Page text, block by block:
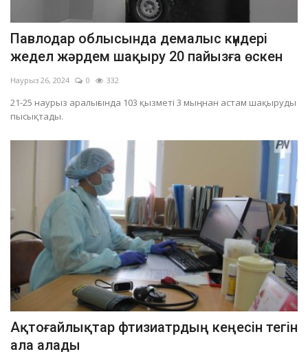
Спорт
ОЙЫН-САУЫҚ
АРНАЙЫ ЖОБА
OFFICIAL
Тілді тандаңыз
Қазақша Русский
Павлодар облысында демалыс күндері
жедел жәрдем шақыру 20 пайызға өскен
Наурыз 26, 2024 0 332
21-25 наурыз аралығында 103 қызметі 3 мыңнан астам шақыруды
пысықтады.
Ақтоғайлықтар фтизиатрдың кеңесін тегін
ала алады